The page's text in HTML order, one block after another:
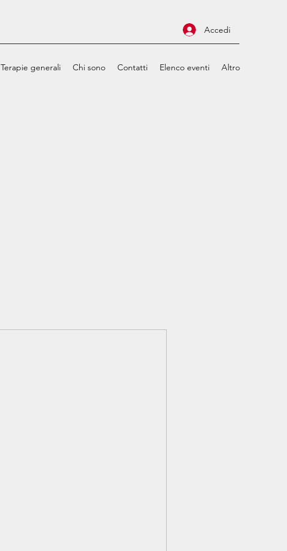
Accedi
Terapie generali Chi sono Contatti Elenco eventi Altro